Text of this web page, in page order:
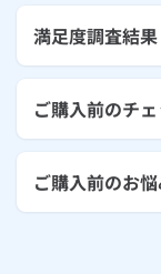
満足度調査結果
ご購入前のチ
ご購入前のお